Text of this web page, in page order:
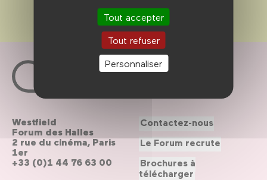
Tout accepter
Tout refuser
Personnaliser
Westfield
Forum des Halles
2 rue du cinéma, Paris
1er
+33 (0)1 44 76 63 00
Contactez-nous
Le Forum recrute
Brochures à
télécharger